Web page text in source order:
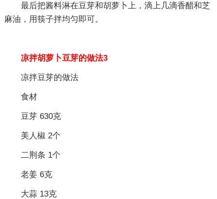
最后把酱料淋在豆芽和胡萝卜上，滴上几滴香醋和芝
麻油，用筷子拌均匀即可。
凉拌胡萝卜豆芽的做法3
凉拌豆芽的做法
食材
豆芽 630克
美人椒 2个
二荆条 1个
老姜 6克
大蒜 13克